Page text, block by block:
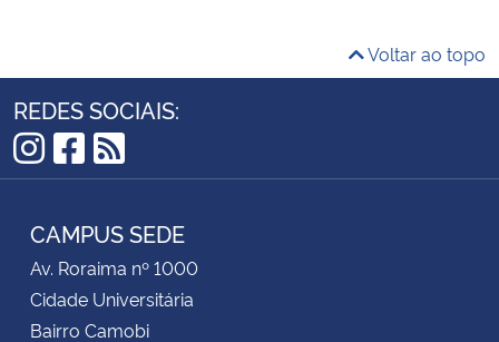
Voltar ao topo
REDES SOCIAIS:
Instagram
Facebook
RSS
CAMPUS SEDE
Av. Roraima nº 1000
Cidade Universitária
Bairro Camobi